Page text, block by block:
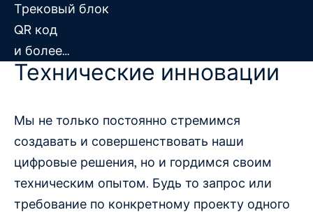
Трековый блок
QR код
и более…
Технические инновации
Мы не только постоянно стремимся
создавать и совершенствовать наши
цифровые решения, но и гордимся своим
техническим опытом. Будь то запрос или
требование по конкретному проекту одного